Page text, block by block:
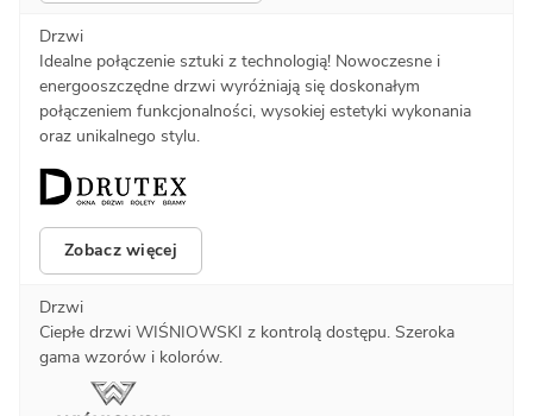
Drzwi
Idealne połączenie sztuki z technologią! Nowoczesne i
energooszczędne drzwi wyróżniają się doskonałym
połączeniem funkcjonalności, wysokiej estetyki wykonania
oraz unikalnego stylu.
Zobacz więcej
Drzwi
Ciepłe drzwi WIŚNIOWSKI z kontrolą dostępu. Szeroka
gama wzorów i kolorów.